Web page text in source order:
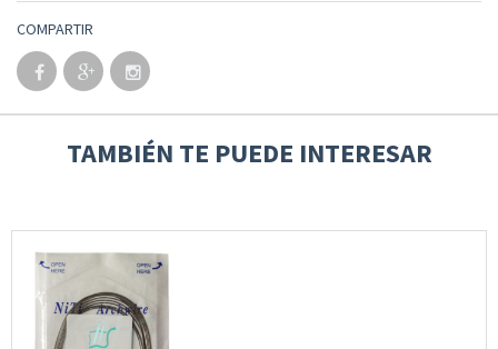
COMPARTIR
TAMBIÉN TE PUEDE INTERESAR